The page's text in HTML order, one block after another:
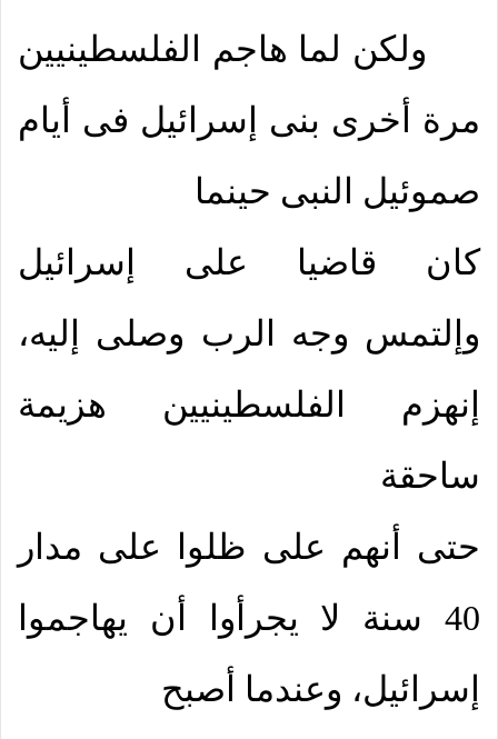
ولكن لما هاجم الفلسطينيين
مرة أخرى بنى إسرائيل فى أيام
صموئيل النبى حينما
كان قاضيا على إسرائيل
وإلتمس وجه الرب وصلى إليه،
إنهزم الفلسطينيين هزيمة
ساحقة
حتى أنهم على ظلوا على مدار
40 سنة لا يجرأوا أن يهاجموا
إسرائيل، وعندما أصبح